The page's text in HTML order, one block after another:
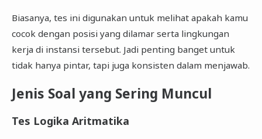
Biasanya, tes ini digunakan untuk melihat apakah kamu
cocok dengan posisi yang dilamar serta lingkungan
kerja di instansi tersebut. Jadi penting banget untuk
tidak hanya pintar, tapi juga konsisten dalam menjawab.
Jenis Soal yang Sering Muncul
Tes Logika Aritmatika